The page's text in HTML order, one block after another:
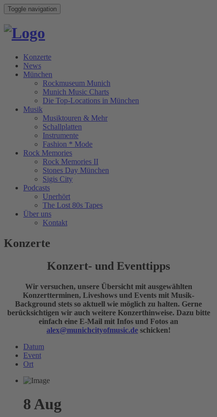
Toggle navigation
Konzerte
News
München
Rockmuseum Munich
Munich Music Charts
Die Top-Locations in München
Musik
Musiktouren & Mehr
Schallplatten
Instrumente
Fashion * Mode
Rock Memories
Rock Memories II
Stones Day München
Sigis City
Podcasts
Unerhört
The Lost 80s Tapes
Über uns
Kontakt
Konzerte
Konzert- und Eventtipps
Wir versuchen, unsere Übersicht mit ausgewählten
Konzertterminen, Liveshows und Events mit Musik-
Background stets so aktuell wie möglich zu halten. Gerne
berücksichtigen wir auch weitere Konzerthinweise. Dazu bitte
einfach eine E-Mail mit Infos und Fotos an
alex@munichcityofmusic.de schicken!
Datum
Event
Ort
8 Aug